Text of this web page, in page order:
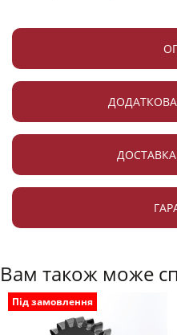
Вам також може
Під замовлення